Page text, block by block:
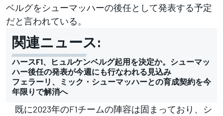
ベルグをシューマッハーの後任として発表する予定
だと言われている。
関連ニュース:
ハースF1、ヒュルケンベルグ起用を決定か。シューマッ
ハー後任の発表が今週にも行なわれる見込み
フェラーリ、ミック・シューマッハーとの育成契約を今
年限りで解消へ
既に2023年のF1チームの陣容は固まっており、シ